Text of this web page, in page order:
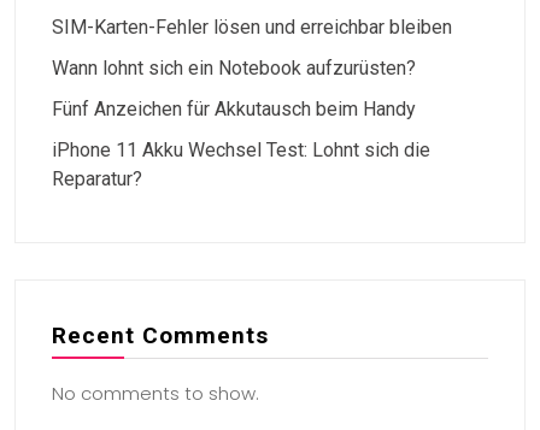
SIM-Karten-Fehler lösen und erreichbar bleiben
Wann lohnt sich ein Notebook aufzurüsten?
Fünf Anzeichen für Akkutausch beim Handy
iPhone 11 Akku Wechsel Test: Lohnt sich die
Reparatur?
Recent Comments
No comments to show.